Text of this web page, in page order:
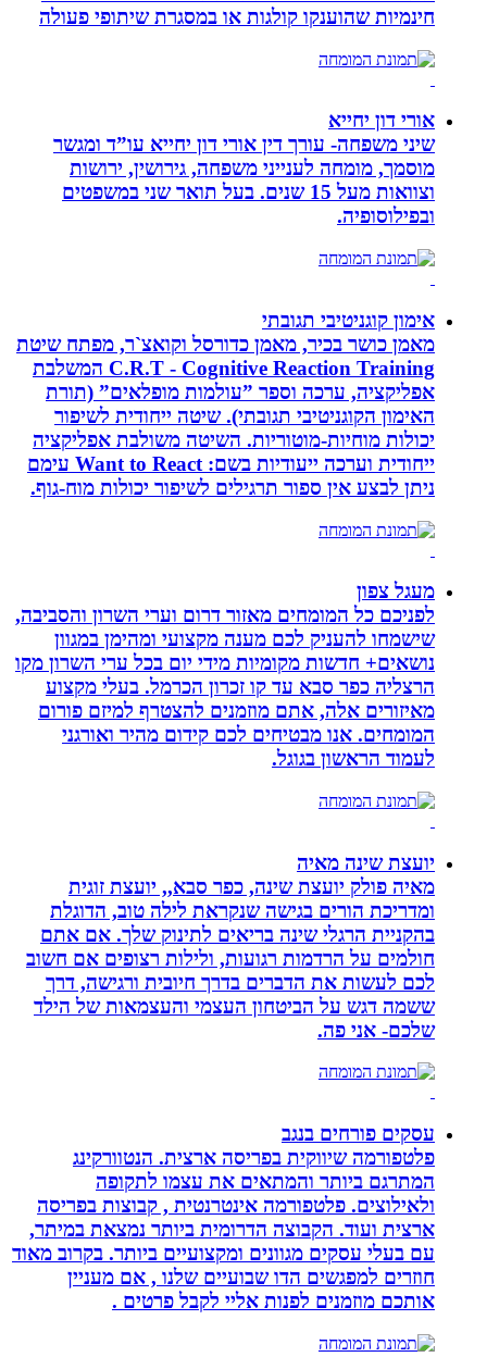
חינמיות שהוענקו קולגות או במסגרת שיתופי פעולה
אורי דון יחייא
שיני משפחה- עורך דין אורי דון יחייא עו”ד ומגשר
מוסמך, מומחה לענייני משפחה, גירושין, ירושות
וצוואות מעל 15 שנים. בעל תואר שני במשפטים
ובפילוסופיה.
אימון קוגניטיבי תגובתי
מאמן כושר בכיר, מאמן כדורסל וקואצ`ר, מפתח שיטת
C.R.T - Cognitive Reaction Training המשלבת
אפליקציה, ערכה וספר ”עולמות מופלאים” (תורת
האימון הקוגניטיבי תגובתי). שיטה ייחודית לשיפור
יכולות מוחיות-מוטוריות. השיטה משולבת אפליקציה
ייחודית וערכה ייעודיות בשם: Want to React עימם
ניתן לבצע אין ספור תרגילים לשיפור יכולות מוח-גוף.
מעגל צפון
לפניכם כל המומחים מאזור דרום וערי השרון והסביבה,
שישמחו להעניק לכם מענה מקצועי ומהימן במגוון
נושאים+ חדשות מקומיות מידי יום בכל ערי השרון מקו
הרצליה כפר סבא עד קו זכרון הכרמל. בעלי מקצוע
מאיזורים אלה, אתם מוזמנים להצטרף למיזם פורום
המומחים. אנו מבטיחים לכם קידום מהיר ואורגני
לעמוד הראשון בגוגל.
יועצת שינה מאיה
מאיה פולק יועצת שינה, כפר סבא,, יועצת זוגית
ומדריכת הורים בגישה שנקראת לילה טוב, הדוגלת
בהקניית הרגלי שינה בריאים לתינוק שלך. אם אתם
חולמים על הרדמות רגועות, ולילות רצופים אם חשוב
לכם לעשות את הדברים בדרך חיובית ורגישה, דרך
ששמה דגש על הביטחון העצמי והעצמאות של הילד
שלכם- אני פה.
עסקים פורחים בנגב
פלטפורמה שיווקית בפריסה ארצית. הנטוורקינג
המתרגם ביותר והמתאים את עצמו לתקופה
ולאילוצים. פלטפורמה אינטרנטית , קבוצות בפריסה
ארצית ועוד. הקבוצה הדרומית ביותר נמצאת במיתר,
עם בעלי עסקים מגוונים ומקצועיים ביותר. בקרוב מאוד
חוזרים למפגשים הדו שבועיים שלנו , אם מעניין
אותכם מוזמנים לפנות אליי לקבל פרטים .